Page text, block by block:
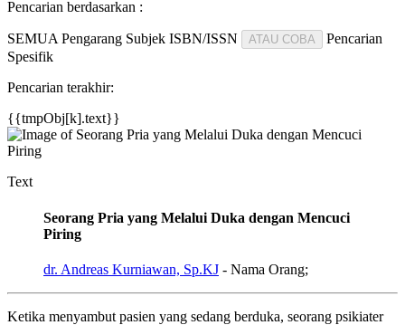
Pencarian berdasarkan :
SEMUA Pengarang Subjek ISBN/ISSN ATAU COBA
Pencarian
Spesifik
Pencarian terakhir:
{{tmpObj[k].text}}
Text
Seorang Pria yang Melalui Duka dengan Mencuci
Piring
dr. Andreas Kurniawan, Sp.KJ - Nama Orang;
Ketika menyambut pasien yang sedang berduka, seorang psikiater